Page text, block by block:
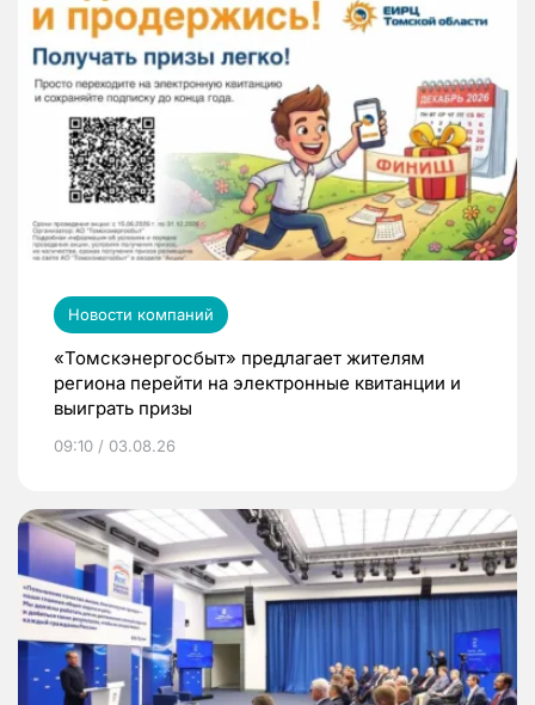
Новости компаний
«Томскэнергосбыт» предлагает жителям
региона перейти на электронные квитанции и
выиграть призы
09:10 / 03.08.26